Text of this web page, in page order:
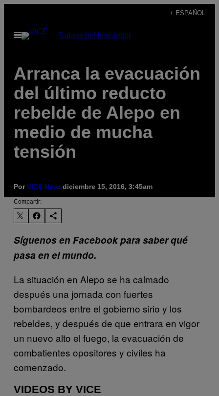
contenido
+ ESPAÑOL
Abrir
Menú
SubscribeNewsletter
Arranca la evacuación
del último reducto
rebelde de Alepo en
medio de mucha
tensión
PorVICE Newsdiciembre 15, 2016, 3:45am
Compartir:
Síguenos en Facebook para saber qué
pasa en el mundo.
La situación en Alepo se ha calmado
después una jornada con fuertes
bombardeos entre el gobierno sirio y los
rebeldes, y después de que entrara en vigor
un nuevo alto el fuego, la evacuación de
combatientes opositores y civiles ha
comenzado.
VIDEOS BY VICE